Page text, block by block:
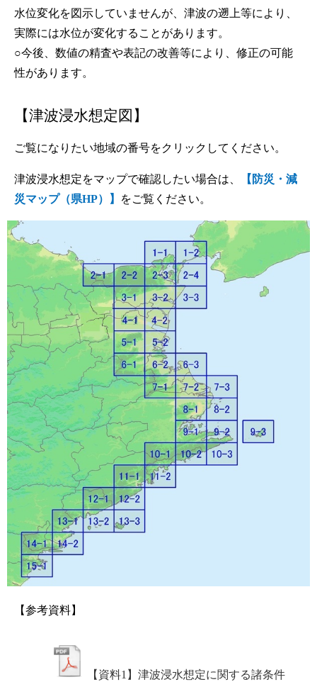
水位変化を図示していませんが、津波の遡上等により、
実際には水位が変化することがあります。
○今後、数値の精査や表記の改善等により、修正の可能
性があります。
【津波浸水想定図】
ご覧になりたい地域の番号をクリックしてください。
津波浸水想定をマップで確認したい場合は、
【防災・減
災マップ（県HP）】
をご覧ください。
【参考資料】
【資料1】津波浸水想定に関する諸条件